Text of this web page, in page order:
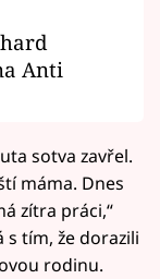
Anti
sotva zavřel.
máma. Dnes
zítra práci,“
s tím, že dorazili
rodinu.